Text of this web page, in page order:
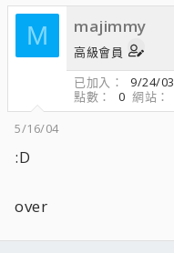
發
起
人
日
期
M majimmy
高級會員
已加入
9/24/03
點數
0 網站
5/16/04
:D
over